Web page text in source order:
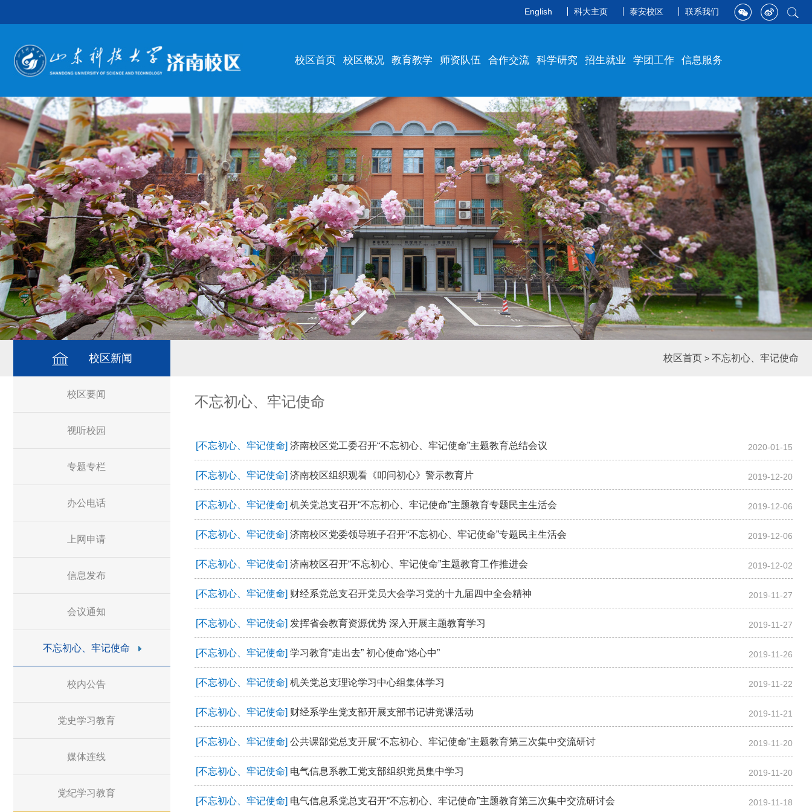
English 科大主页 泰安校区 联系我们
校区首页 校区概况 教育教学 师资队伍 合作交流 科学研究 招生就业 学团工作 信息服务
校区新闻 校区首页 > 不忘初心、牢记使命
校区要闻
视听校园
专题专栏
办公电话
上网申请
信息发布
会议通知
不忘初心、牢记使命
校内公告
党史学习教育
媒体连线
党纪学习教育
不忘初心、牢记使命
[不忘初心、牢记使命] 济南校区党工委召开“不忘初心、牢记使命”主题教育总结会议 2020-01-15
[不忘初心、牢记使命] 济南校区组织观看《叩问初心》警示教育片 2019-12-20
[不忘初心、牢记使命] 机关党总支召开“不忘初心、牢记使命”主题教育专题民主生活会 2019-12-06
[不忘初心、牢记使命] 济南校区党委领导班子召开“不忘初心、牢记使命”专题民主生活会 2019-12-06
[不忘初心、牢记使命] 济南校区召开“不忘初心、牢记使命”主题教育工作推进会 2019-12-02
[不忘初心、牢记使命] 财经系党总支召开党员大会学习党的十九届四中全会精神 2019-11-27
[不忘初心、牢记使命] 发挥省会教育资源优势 深入开展主题教育学习 2019-11-27
[不忘初心、牢记使命] 学习教育“走出去” 初心使命“烙心中” 2019-11-26
[不忘初心、牢记使命] 机关党总支理论学习中心组集体学习 2019-11-22
[不忘初心、牢记使命] 财经系学生党支部开展支部书记讲党课活动 2019-11-21
[不忘初心、牢记使命] 公共课部党总支开展“不忘初心、牢记使命”主题教育第三次集中交流研讨 2019-11-20
[不忘初心、牢记使命] 电气信息系教工党支部组织党员集中学习 2019-11-20
[不忘初心、牢记使命] 电气信息系党总支召开“不忘初心、牢记使命”主题教育第三次集中交流研讨会 2019-11-18